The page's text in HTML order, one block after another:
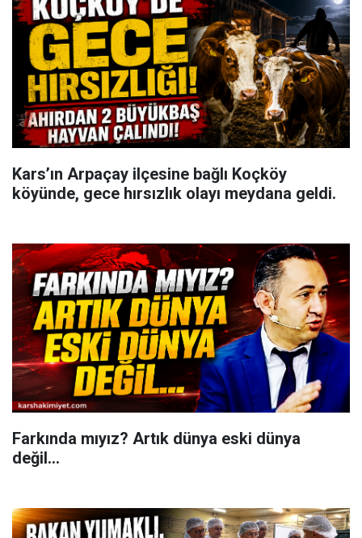
Kars’ın Arpaçay ilçesine bağlı Koçköy
köyünde, gece hırsızlık olayı meydana geldi.
Farkında mıyız? Artık dünya eski dünya
değil...